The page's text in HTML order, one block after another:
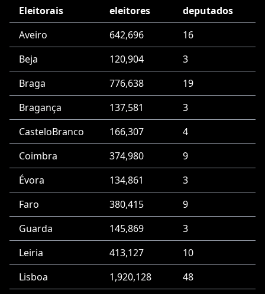
Eleitorais
eleitores
deputados
Aveiro
642,696
16
Beja
120,904
3
Braga
776,638
19
Bragança
137,581
3
CasteloBranco
166,307
4
Coimbra
374,980
9
Évora
134,861
3
Faro
380,415
9
Guarda
145,869
3
Leiria
413,127
10
Lisboa
1,920,128 48